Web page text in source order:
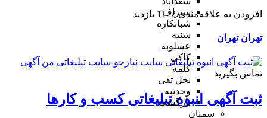
سیراف
شبانکاره
شنبه
عسلویه
کاکی
کلمه
نخل تقی
وحدتیه
بازگشت
سمنان
افزودن به علاقه‌مندی 1122 بازدید
تهران تهران
تماس بگیرید
ثبت آگهی انبوه تبلیغاتی کسب و کارها